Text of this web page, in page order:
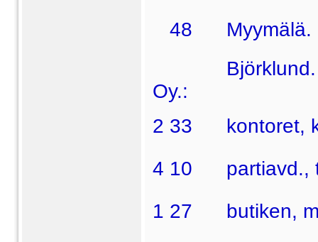
48  Myymälä.
Björklund.
Oy.:
2 33  kontoret,
4 10  partiavd.,
1 27  butiken,